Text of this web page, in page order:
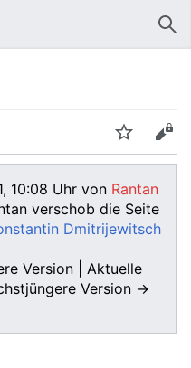
Beobachten Bearbeiten
10:08 Uhr von Rantan
verschob die Seite
Dmitrijewitsch
Version | Aktuelle
Version →